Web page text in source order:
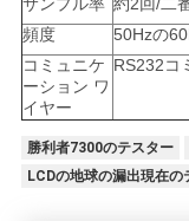
サンプル率 約2回/二
頻度
50Hzの
コミュニケ
ーション ワ
イヤー
RS232コ
勝利者7300のテスター
LCDの地球の漏出現在の